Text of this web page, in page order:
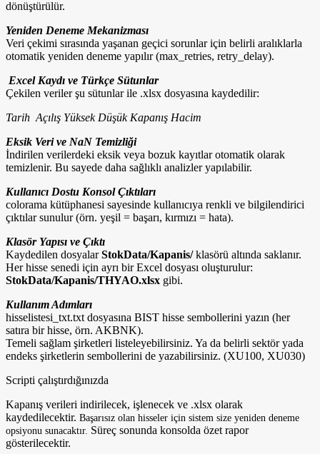
dönüştürülür.
Yeniden Deneme Mekanizması
Veri çekimi sırasında yaşanan geçici sorunlar için belirli aralıklarla
otomatik yeniden deneme yapılır (max_retries, retry_delay).
Excel Kaydı ve Türkçe Sütunlar
Çekilen veriler şu sütunlar ile .xlsx dosyasına kaydedilir:
Tarih Açılış Yüksek Düşük Kapanış Hacim
Eksik Veri ve NaN Temizliği
İndirilen verilerdeki eksik veya bozuk kayıtlar otomatik olarak
temizlenir. Bu sayede daha sağlıklı analizler yapılabilir.
Kullanıcı Dostu Konsol Çıktıları
colorama kütüphanesi sayesinde kullanıcıya renkli ve bilgilendirici
çıktılar sunulur (örn. yeşil = başarı, kırmızı = hata).
Klasör Yapısı ve Çıktı
Kaydedilen dosyalarStokData/Kapanis/klasörü altında saklanır.
Her hisse senedi için ayrı bir Excel dosyası oluşturulur:
StokData/Kapanis/THYAO.xlsx gibi.
Kullanım Adımları
hisselistesi_txt.txt dosyasına BIST hisse sembollerini yazın (her
satıra bir hisse, örn. AKBNK).
Temeli sağlam şirketleri listeleyebilirsiniz. Ya da belirli sektör yada
endeks şirketlerin sembollerini de yazabilirsiniz. (XU100, XU030)
Scripti çalıştırdığınızda
Kapanış verileri indirilecek, işlenecek ve .xlsx olarak
kaydedilecektir. Başarısız olan hisseler için sistem size yeniden deneme
opsiyonu sunacaktır. Süreç sonunda konsolda özet rapor
gösterilecektir.